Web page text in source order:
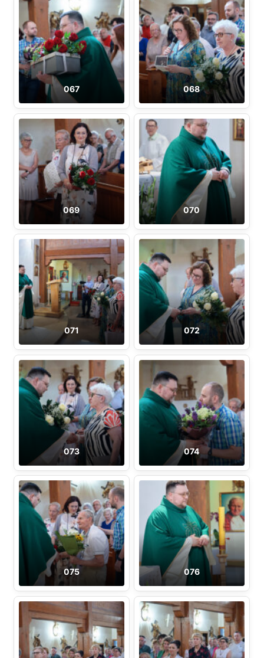
067 068
069 070
071 072
073 074
075 076